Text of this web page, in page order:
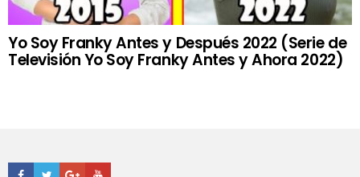
Yo Soy Franky Antes y Después 2022 (Serie de
Televisión Yo Soy Franky Antes y Ahora 2022)
Facebook
TwitterGoogle+Youtube